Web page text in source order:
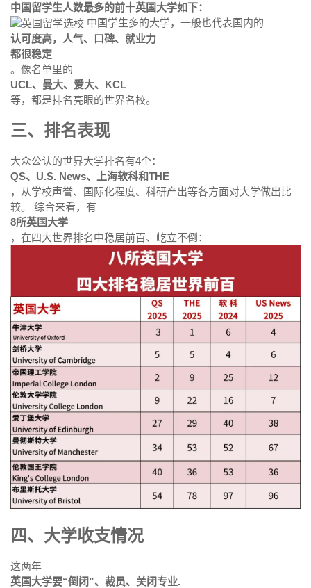
中国留学生人数最多的前十英国大学如下：
中国学生多的大学，一般也代表国内的
认可度高，人气、口碑、就业力
都很稳定
。像名单里的
UCL、曼大、爱大、KCL
等，都是排名亮眼的世界名校。
三、排名表现
大众公认的世界大学排名有4个：
QS、U.S. News、上海软科和THE
，从学校声誉、国际化程度、科研产出等各方面对大学做出比
较。 综合来看，有
8所英国大学
，在四大世界排名中稳居前百、屹立不倒：
四、大学收支情况
这两年
英国大学要“倒闭”、裁员、关闭专业.